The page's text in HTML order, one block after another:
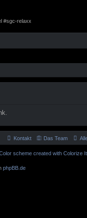
#sgc-relaxx
Das Team
Kontakt
scheme created with Colorize It.
phpBB.de